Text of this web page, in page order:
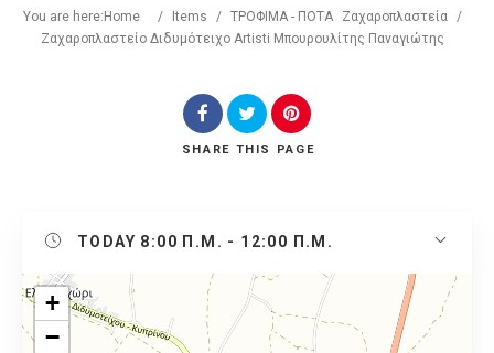
You are here: Home / Items / ΤΡΟΦΙΜΑ - ΠΟΤΑ Ζαχαροπλαστεία /
Ζαχαροπλαστείο Διδυμότειχο Artisti Μπουρουλίτης Παναγιώτης
SHARE THIS PAGE
TODAY 8:00 Π.Μ. - 12:00 Π.Μ.
+
−